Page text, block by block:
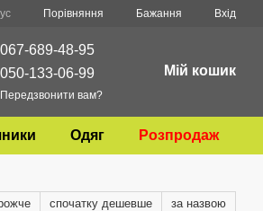
Порівняння Бажання Вхід
067-689-48-95
050-133-06-99
Передзвонити вам?
Мій кошик
Одяг Розпродаж
спочатку дешевше за назвою